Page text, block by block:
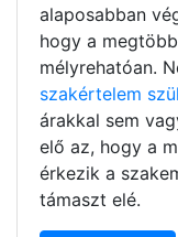
alaposabban
hogy a megtöbb
mélyrehatóan.
szakértelem
árakkal sem
elő az, hogy a
érkezik a
támaszt elé.